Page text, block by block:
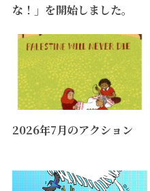
な！」を開始しました。
2026年7月のアクション